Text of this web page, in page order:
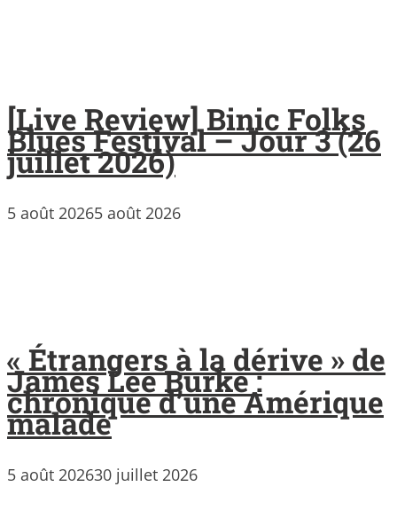
[Live Review] Binic Folks
Blues Festival – Jour 3 (26
juillet 2026)
5 août 20265 août 2026
« Étrangers à la dérive » de
James Lee Burke :
chronique d’une Amérique
malade
5 août 202630 juillet 2026